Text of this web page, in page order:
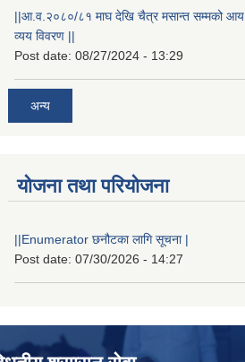
||आ.व.२०८०/८१ माघ देखि चैत्र मसान्त सम्मको आय
व्यय विवरण ||
Post date: 08/27/2024 - 13:29
अन्य
योजना तथा परियोजना
||Enumerator छनौटका लागि सूचना |
Post date: 07/30/2026 - 14:27